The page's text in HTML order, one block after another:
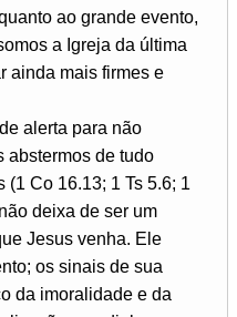
ao grande evento,
a Igreja da última
ainda mais firmes e
alerta para não
abstermos de tudo
Co 16.13; 1 Ts 5.6; 1
deixa de ser um
Jesus venha. Ele
os sinais de sua
da imoralidade e da